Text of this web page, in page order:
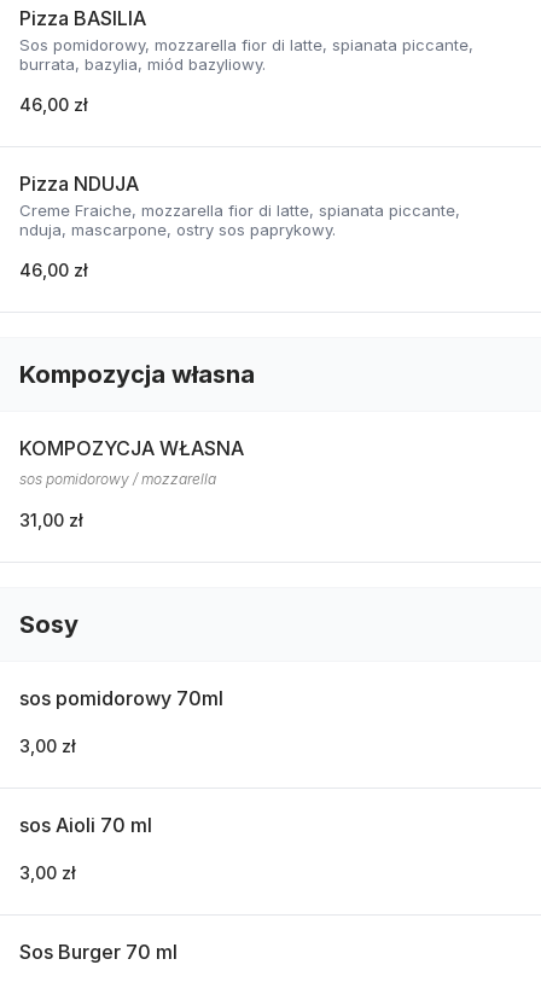
Pizza BASILIA
Sos pomidorowy, mozzarella fior di latte, spianata piccante,
burrata, bazylia, miód bazyliowy.
46,00 zł
Pizza NDUJA
Creme Fraiche, mozzarella fior di latte, spianata piccante,
nduja, mascarpone, ostry sos paprykowy.
46,00 zł
Kompozycja własna
KOMPOZYCJA WŁASNA
sos pomidorowy / mozzarella
31,00 zł
Sosy
sos pomidorowy 70ml
3,00 zł
sos Aioli 70 ml
3,00 zł
Sos Burger 70 ml